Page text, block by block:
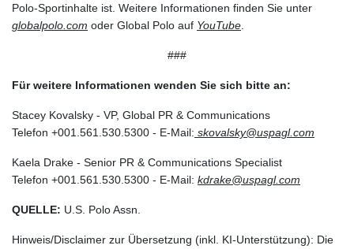
Polo-Sportinhalte ist. Weitere Informationen finden Sie unter
globalpolo.com oder Global Polo auf YouTube
###
Für weitere Informationen wenden Sie sich bitte an:
Stacey Kovalsky - VP, Global PR & Communications
Telefon +001.561.530.5300 - E-Mail: skovalsky@uspagl.com
Kaela Drake - Senior PR & Communications Specialist
Telefon +001.561.530.5300 - E-Mail: kdrake@uspagl.com
QUELLE: U.S. Polo Assn.
Hinweis/Disclaimer zur Übersetzung (inkl. KI-Unterstützung): Die